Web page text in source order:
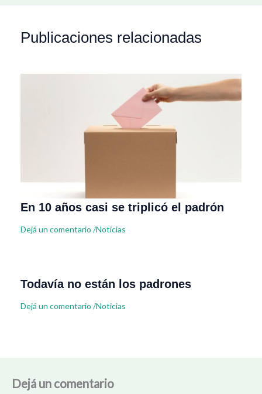
Publicaciones relacionadas
En 10 años casi se triplicó el padrón
Dejá un comentario /Noticias
Todavía no están los padrones
Dejá un comentario /Noticias
Dejá un comentario